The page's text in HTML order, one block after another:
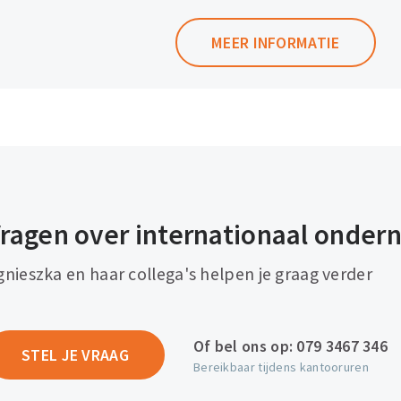
MEER INFORMATIE
over internationaal
en haar collega's helpen je graag verder
STEL JE VRAAG Of bel ons op: 079 3467 346
Bereikbaar tijdens kantooruren